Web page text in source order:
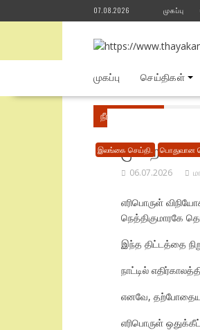
to
07.08.2026 முகப்பு
முகப்பு செய்திகள்
நீங்கள் இங்கே
இலங்கை செய்தி. பொதுவான
முறைமை
06.07.2026
எரிபொருள்
நெத்திகுமாரகே
இந்த திட்டத்தை
நாட்டில்
எனவே, தற்போதைய
எரிபொருள்